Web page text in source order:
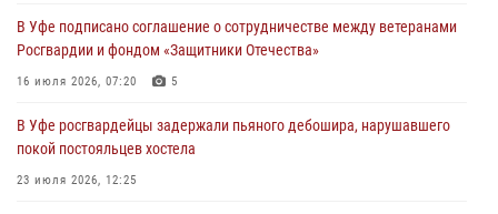
за преступления против половой неприкосновенности (видео)
29 июля 2026, 12:01
В Уфе подписано соглашение о сотрудничестве между ветеранами
Росгвардии и фондом «Защитники Отечества»
16 июля 2026, 07:20 5
В Уфе росгвардейцы задержали пьяного дебошира, нарушавшего
покой постояльцев хостела
23 июля 2026, 12:25